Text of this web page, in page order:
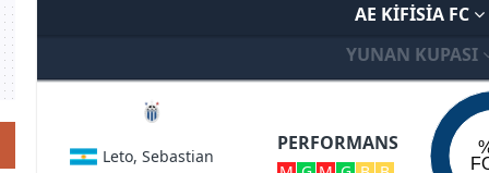
AE KIFISIA FC
YUNAN KUPASI
Leto, Sebastian
PERFORMANS